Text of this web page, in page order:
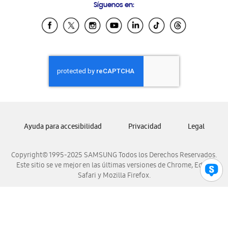
Samsung Ecuador
Samsung El Salvador
Samsung Honduras
Samsung Nicaragua
Samsung Panamá
Samsung Venezuela
Síguenos en:
Copyright© 1995-2025 SAMSUNG Todos los Derechos Reservados.
Este sitio se ve mejor en las últimas versiones de Chrome, Edge,
Safari y Mozilla Firefox.
Ayuda para accesibilidad Privacidad Legal